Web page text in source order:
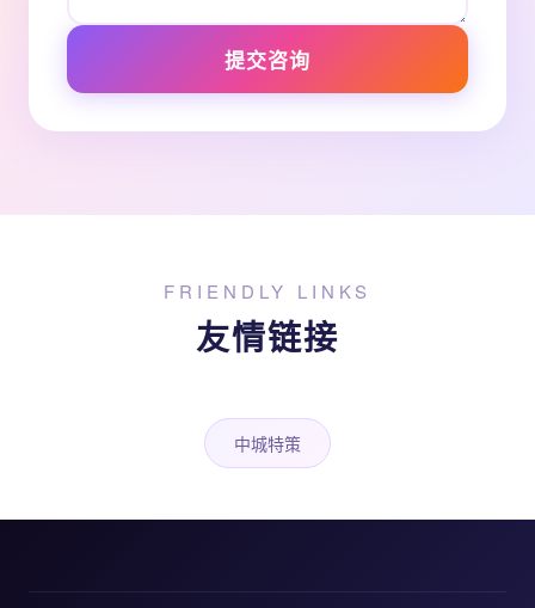
提交咨询
FRIENDLY LINKS
友情链接
中城特策